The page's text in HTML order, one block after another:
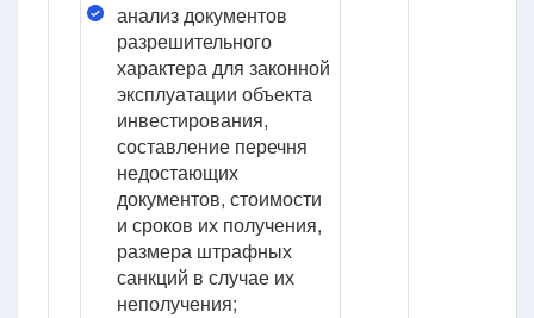
анализ документов
разрешительного
характера для законной
эксплуатации объекта
инвестирования,
составление перечня
недостающих
документов, стоимости
и сроков их получения,
размера штрафных
санкций в случае их
неполучения;